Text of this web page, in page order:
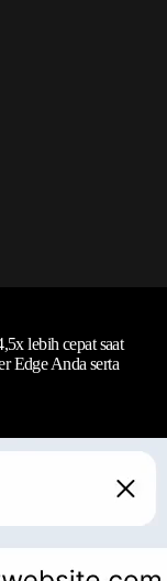
lebih cepat saat
Edge Anda serta